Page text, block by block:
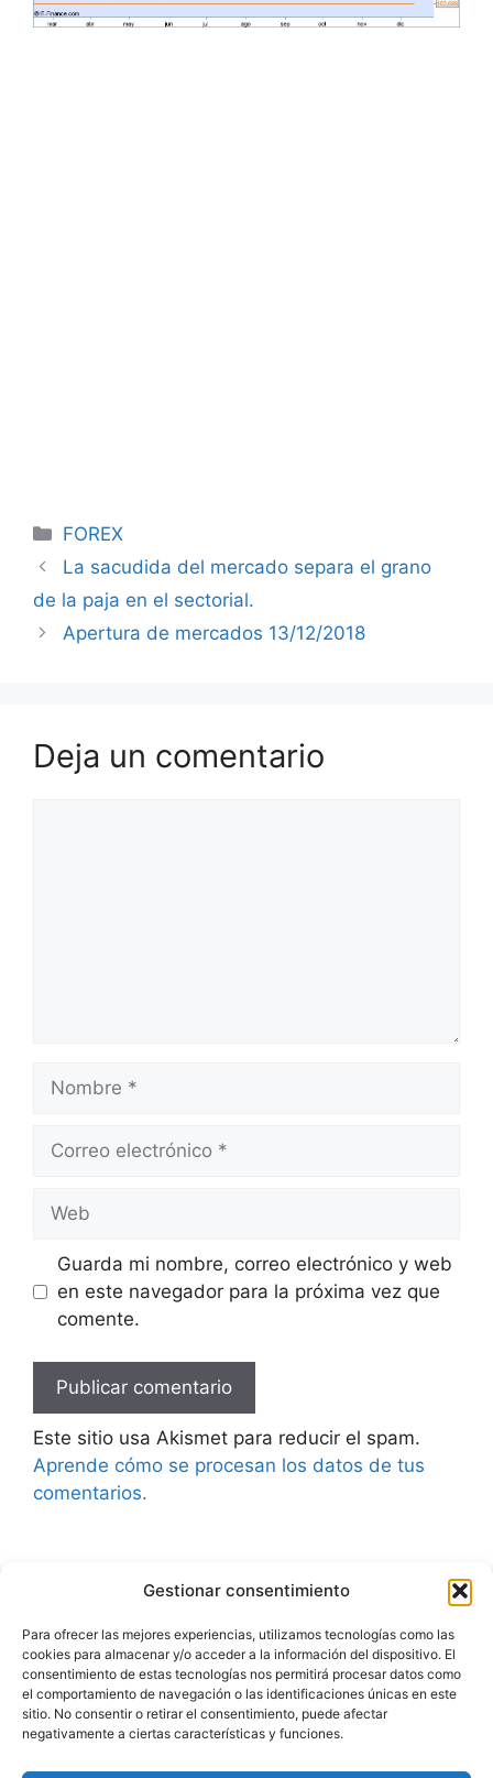
Gestionar consentimiento
Para ofrecer las mejores experiencias, utilizamos tecnologías como las
cookies para almacenar y/o acceder a la información del dispositivo. El
consentimiento de estas tecnologías nos permitirá procesar datos como
el comportamiento de navegación o las identificaciones únicas en este
sitio. No consentir o retirar el consentimiento, puede afectar
negativamente a ciertas características y funciones.
Categorías
FOREX
La sacudida del mercado separa el grano
de la paja en el sectorial.
Apertura de mercados 13/12/2018
Deja un comentario
Nombre
Correo
Web
Guarda mi nombre, correo electrónico y web
en este navegador para la próxima vez que
comente.
Este sitio usa Akismet para reducir el spam.
Aprende cómo se procesan los datos de tus
comentarios.
Advertencia
Política de privacidad
Aviso legal
Política de cookies